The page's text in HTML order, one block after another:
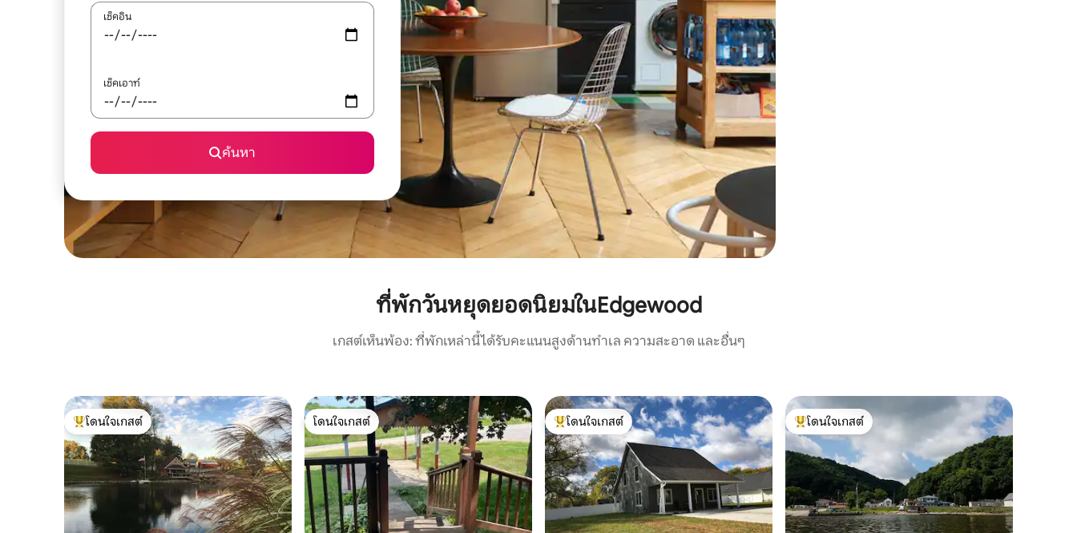
เช็คอิน
เช็คเอาท์
ค้นหา
ที่พักวันหยุดยอดนิยมในEdgewood
เกสต์เห็นพ้อง: ที่พักเหล่านี้ได้รับคะแนนสูงด้านทำเล ความสะอาด และอื่นๆ
โดนใจเกสต์ที่สุด
โดนใจเกสต์
โดนใจเกสต์
โดนใจเกสต์
โดนใจเกสต์ที่สุด
โดนใจเกสต์
โดนใจเกสต์ที่สุด
โดนใจเกสต์